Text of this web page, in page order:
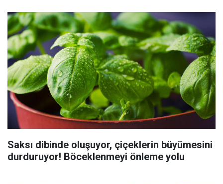
Saksı dibinde oluşuyor, çiçeklerin büyümesini
durduruyor! Böceklenmeyi önleme yolu